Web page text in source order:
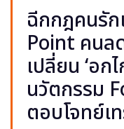
ฉีกกฎคนรั
Point คนล
เปลี่ยน ‘อกไ
นวัตกรรม
ตอบโจทย์เ